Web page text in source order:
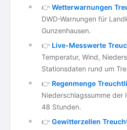
👉 Wetterwarnungen
DWD-Warnungen für
Gunzenhausen.
👉 Live-Messwerte
Temperatur, Wind,
Stationsdaten rund um
👉 Regenmenge
Niederschlagssumme der
48 Stunden.
👉 Gewitterzellen